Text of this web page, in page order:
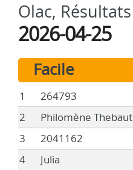
Olac, Résultats
2026-04-25
Facile
1
264793
2
Philomène Thebaut
3
2041162
4
Julia